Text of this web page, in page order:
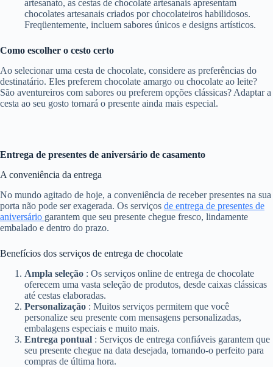
artesanato, as cestas de chocolate artesanais apresentam
chocolates artesanais criados por chocolateiros habilidosos.
Freqüentemente, incluem sabores únicos e designs artísticos.
Como escolher o cesto certo
Ao selecionar uma cesta de chocolate, considere as preferências do
destinatário. Eles preferem chocolate amargo ou chocolate ao leite?
São aventureiros com sabores ou preferem opções clássicas? Adaptar a
cesta ao seu gosto tornará o presente ainda mais especial.
Entrega de presentes de aniversário de casamento
A conveniência da entrega
No mundo agitado de hoje, a conveniência de receber presentes na sua
porta não pode ser exagerada. Os serviços de entrega de presentes de
aniversário garantem que seu presente chegue fresco, lindamente
embalado e dentro do prazo.
Benefícios dos serviços de entrega de chocolate
Ampla seleção : Os serviços online de entrega de chocolate
oferecem uma vasta seleção de produtos, desde caixas clássicas
até cestas elaboradas.
Personalização : Muitos serviços permitem que você
personalize seu presente com mensagens personalizadas,
embalagens especiais e muito mais.
Entrega pontual : Serviços de entrega confiáveis garantem que
seu presente chegue na data desejada, tornando-o perfeito para
compras de última hora.